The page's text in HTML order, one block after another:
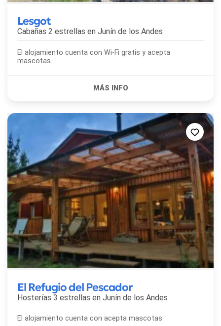
Lesgot
Cabañas 2 estrellas en Junín de los Andes
El alojamiento cuenta con Wi-Fi gratis y acepta
mascotas.
El Refugio del Pescador
Hosterías 3 estrellas en Junín de los Andes
El alojamiento cuenta con acepta mascotas.